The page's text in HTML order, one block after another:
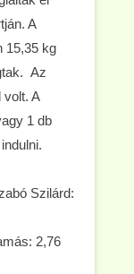
A
15,35 kg
Az
volt. A
1 db
Szilárd:
2,76